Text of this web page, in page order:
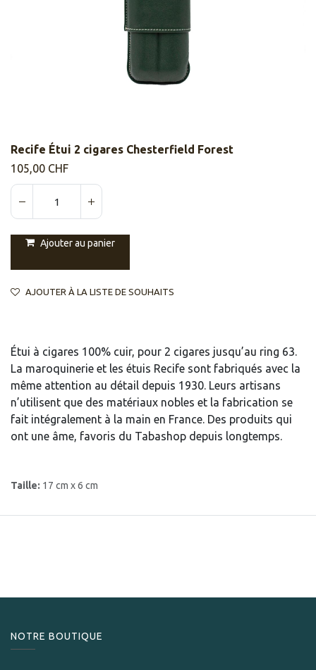
Recife Étui 2 cigares Chesterfield Forest
105,00 CHF
Ajouter au panier
AJOUTER À LA LISTE DE SOUHAITS
Étui à cigares 100% cuir, pour 2 cigares jusqu’au ring 63.
La maroquinerie et les étuis Recife sont fabriqués avec la
même attention au détail depuis 1930. Leurs artisans
n’utilisent que des matériaux nobles et la fabrication se
fait intégralement à la main en France. Des produits qui
ont une âme, favoris du Tabashop depuis longtemps.
Taille: 17 cm x 6 cm
NOTRE BOUTIQUE